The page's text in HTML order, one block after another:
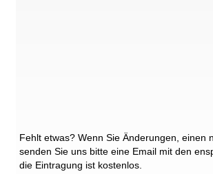
Fehlt etwas? Wenn Sie Änderungen,
senden Sie uns bitte eine Email mit den
die Eintragung ist kostenlos.